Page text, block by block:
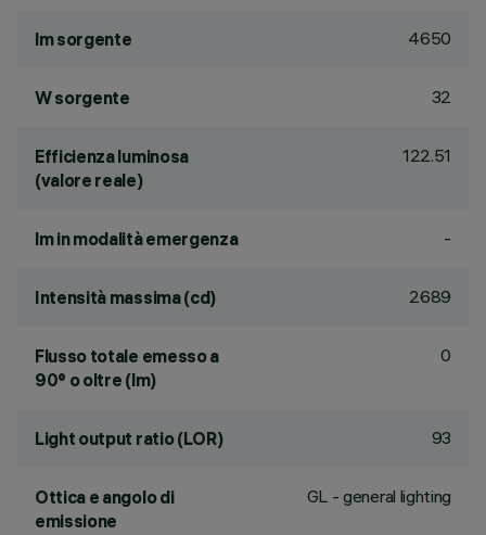
lm sorgente 4650
W sorgente 32
Efficienza luminosa
(valore reale)
122.51
lm in modalità emergenza -
Intensità massima (cd) 2689
Flusso totale emesso a
90° o oltre (lm)
0
Light output ratio (LOR) 93
Ottica e angolo di
emissione
GL - general lighting